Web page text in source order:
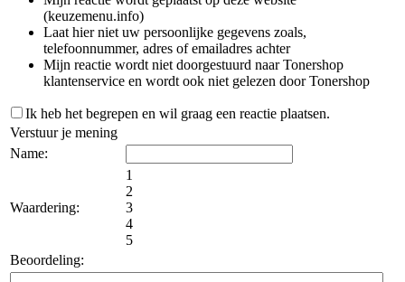
(keuzemenu.info)
Laat hier niet uw persoonlijke gegevens zoals,
telefoonnummer, adres of emailadres achter
Mijn reactie wordt niet doorgestuurd naar Tonershop
klantenservice en wordt ook niet gelezen door Tonershop
Ik heb het begrepen en wil graag een reactie plaatsen.
Verstuur je mening
Name:
Waardering:
1
2
3
4
5
Beoordeling: